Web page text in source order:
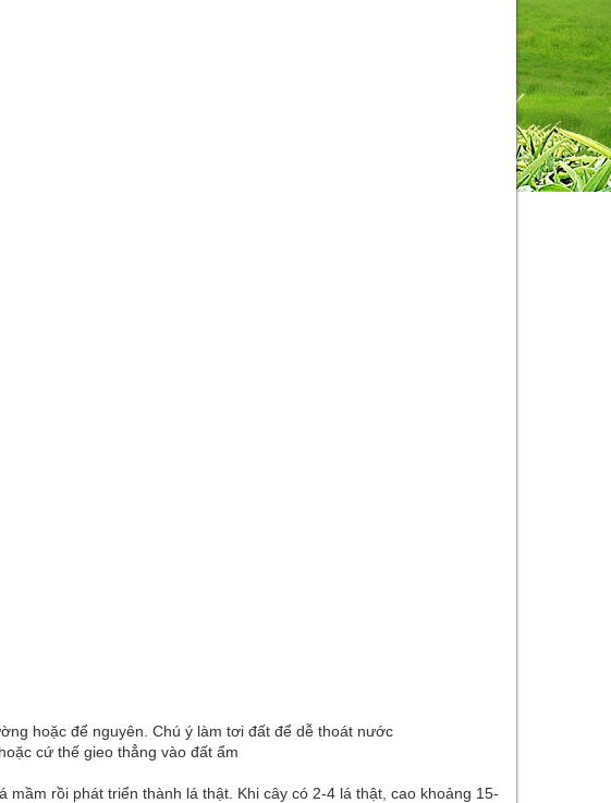
hoặc để nguyên. Chú ý làm tơi đất để dễ thoát nước
cứ thế gieo thẳng vào đất ẩm
rồi phát triển thành lá thật. Khi cây có 2-4 lá thật, cao khoảng 15-